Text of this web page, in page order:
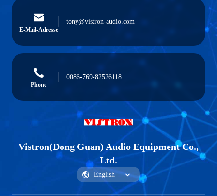
E-Mail-Adresse
tony@vistron-audio.com
Phone
0086-769-82526118
Vistron(Dong Guan) Audio Equipment Co.,
Ltd.